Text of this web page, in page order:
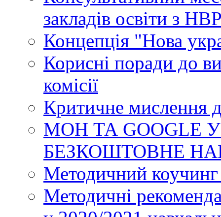
закладів освіти з
Концепція "Нова
Корисні поради до
комісії
Критичне мислення
МОН ТА GOOGLE
БЕЗКОШТОВНЕ
Методичний
Методичні